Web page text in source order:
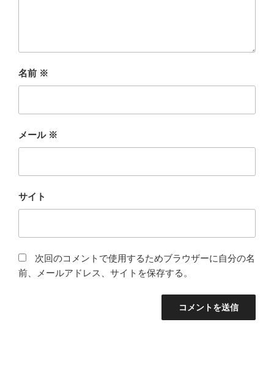
名前 ※
メール ※
サイト
次回のコメントで使用するためブラウザーに自分の名
前、メールアドレス、サイトを保存する。